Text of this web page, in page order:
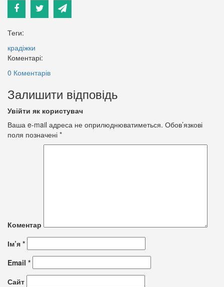
Теги:
крадіжки
Коментарі:
0 Коментарів
Залишити відповідь
Увійти як користувач
Ваша e-mail адреса не оприлюднюватиметься. Обов’язкові
поля позначені *
Коментар
Ім’я *
Email *
Сайт